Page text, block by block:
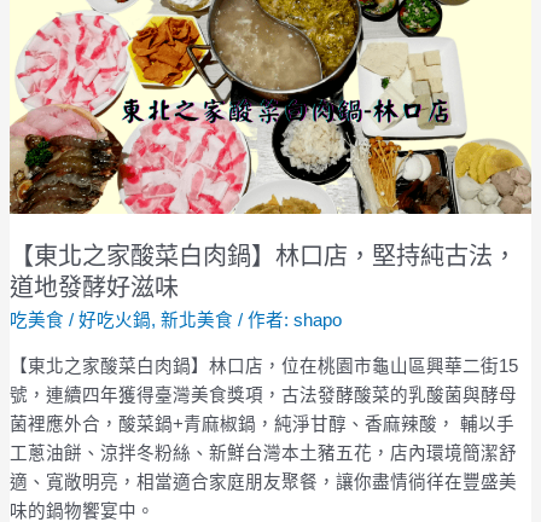
【東北之家酸菜白肉鍋】林口店，堅持純古法，
道地發酵好滋味
吃美食 / 好吃火鍋, 新北美食 / 作者: shapo
【東北之家酸菜白肉鍋】林口店，位在桃園市龜山區興華二街15
號，連續四年獲得臺灣美食獎項，古法發酵酸菜的乳酸菌與酵母
菌裡應外合，酸菜鍋+青麻椒鍋，純淨甘醇、香麻辣酸， 輔以手
工蔥油餅、涼拌冬粉絲、新鮮台灣本土豬五花，店內環境簡潔舒
適、寬敞明亮，相當適合家庭朋友聚餐，讓你盡情徜徉在豐盛美
味的鍋物饗宴中。
之
家
酸
菜
白
肉
鍋】
林
口
店，
堅
持
純
古
法，
道
地
發